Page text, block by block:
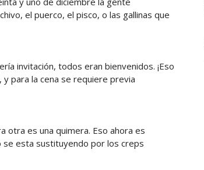
el puerco, el pisco, o las gallinas que
invitación, todos eran bienvenidos. ¡Eso
para la cena se requiere previa
otra es una quimera. Eso ahora es
se esta sustituyendo por los creps